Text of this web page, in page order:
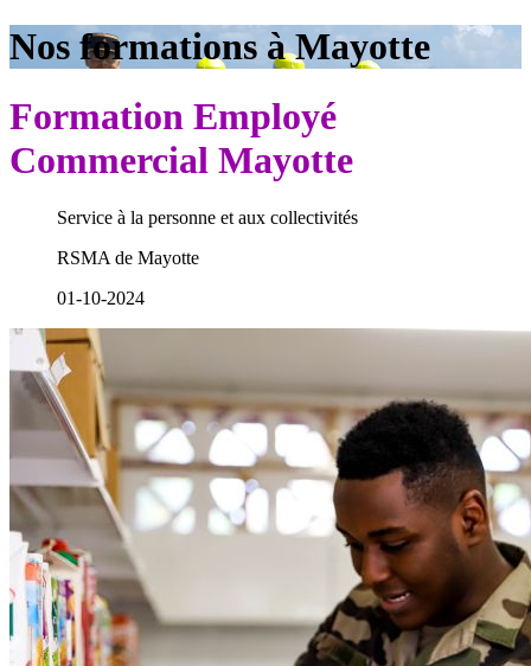
Nos formations à Mayotte
Formation Employé
Commercial Mayotte
Service à la personne et aux collectivités
RSMA de Mayotte
01-10-2024